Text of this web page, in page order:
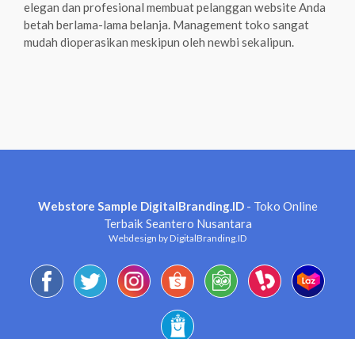
elegan dan profesional membuat pelanggan website Anda
betah berlama-lama belanja. Management toko sangat
mudah dioperasikan meskipun oleh newbi sekalipun.
Webstore Sample DigitalBranding.ID- Toko Online
Terbaik Seantero Nusantara
Webdesign by DigitalBranding.ID